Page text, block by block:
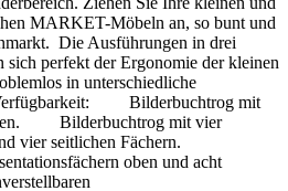
MARKET-Möbeln an, so bunt und
Die Ausführungen in drei
sich perfekt der Ergonomie der kleinen
in unterschiedliche
Bilderbuchtrog mit
Bilderbuchtrog mit vier
vier seitlichen Fächern.
oben und acht